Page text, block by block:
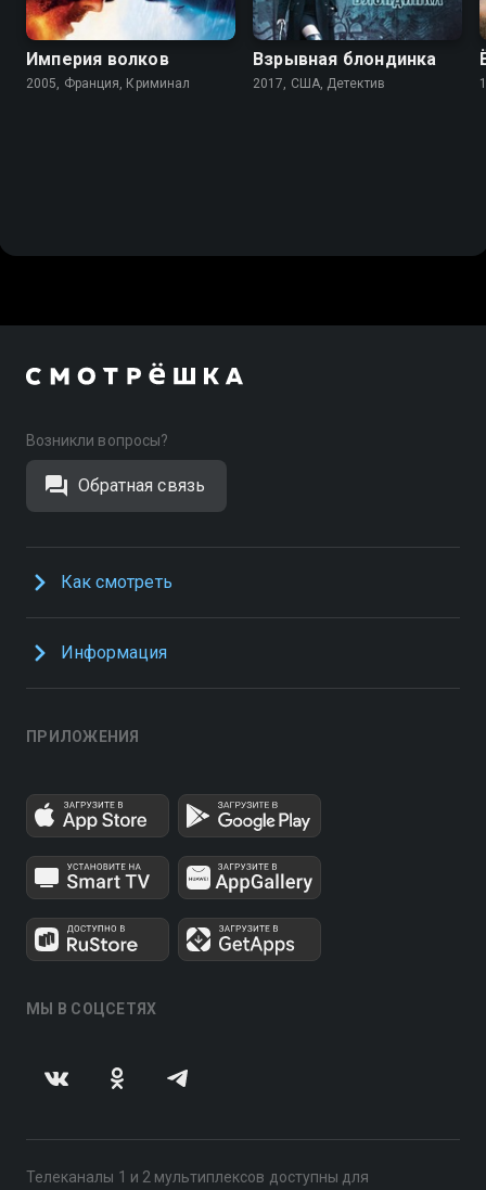
Империя волков
2005, Франция, Криминал
Взрывная блондинка
2017, США, Детектив
Возникли вопросы?
Обратная связь
Как смотреть
Информация
ПРИЛОЖЕНИЯ
МЫ В СОЦСЕТЯХ
Телеканалы 1 и 2 мультиплексов доступны для